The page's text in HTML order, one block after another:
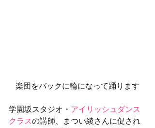
楽団をバックに輪になって踊ります
学園坂スタジオ・ アイリッシュダンス
クラスの講師、まつい綾さんに促され